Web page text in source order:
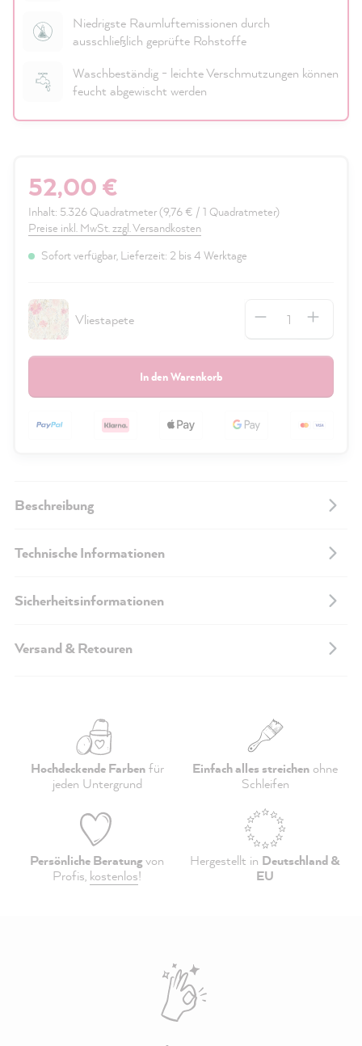
Niedrigste Raumluftemissionen durch
ausschließlich geprüfte Rohstoffe
Waschbeständig - leichte Verschmutzungen können
feucht abgewischt werden
52,00 €
Inhalt: 5.326 Quadratmeter(9,76 € / 1 Quadratmeter)
Preise inkl. MwSt. zzgl. Versandkosten
Sofort verfügbar, Lieferzeit: 2 bis 4 Werktage
Vliestapete
In den Warenkorb
Beschreibung
Technische Informationen
Sicherheitsinformationen
Versand & Retouren
Hochdeckende Farbenfür
jeden Untergrund
Einfach alles streichen ohne
Schleifen
Persönliche Beratungvon
Profis, kostenlos!
Hergestellt in Deutschland &
EU